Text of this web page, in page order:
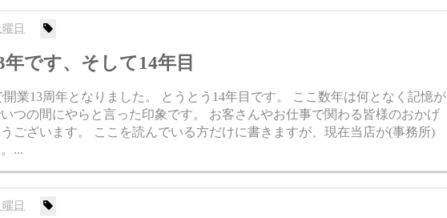
日
年です、そして14年目
開業13周年となりました。 とうとう14年目です。 ここ数年は何となく記憶が
つの間にやらと言った印象です。 お客さんやお仕事で関わる皆様のおかげ
ございます。 ここを読んでいる方だけに書きますが、現在当店が(事務所)
...
日